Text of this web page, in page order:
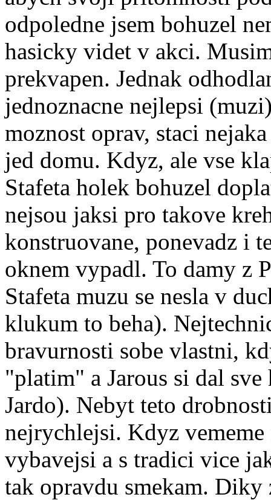
odpoledne jsem bohuzel
hasicky videt v akci.
prekvapen. Jednak
jednoznacne nejlepsi
moznost oprav, staci
jed domu. Kdyz, ale vse
Stafeta holek bohuzel
nejsou jaksi pro takove
konstruovane, ponevadz i
oknem vypadl. To damy z
Stafeta muzu se nesla v
klukum to beha).
bravurnosti sobe vlastni,
"platim" a Jarous si dal
Jardo). Nebyt teto
nejrychlejsi. Kdyz
vybavejsi a s tradici vice
tak opravdu smekam. Diky